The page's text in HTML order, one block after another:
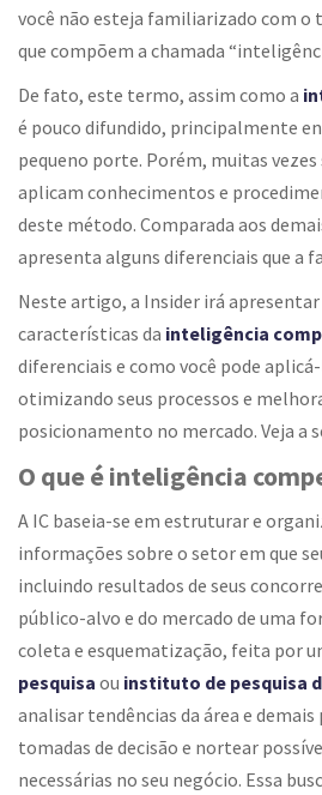
você não esteja familiarizado com o
que compõem a chamada
De fato, este termo, assim como a
é pouco difundido, principalmente
pequeno porte. Porém, muitas vezes
aplicam conhecimentos e
deste método. Comparada aos
apresenta alguns diferenciais que a
Neste artigo, a Insider irá apresentar
características da inteligência
diferenciais e como você pode
otimizando seus processos e
posicionamento no mercado. Veja a
O que é inteligência
A IC baseia-se em estruturar e
informações sobre o setor em que
incluindo resultados de seus
público-alvo e do mercado de uma
coleta e esquematização, feita por
pesquisa ou instituto de pesquisa
analisar tendências da área e
tomadas de decisão e nortear
necessárias no seu negócio. Essa